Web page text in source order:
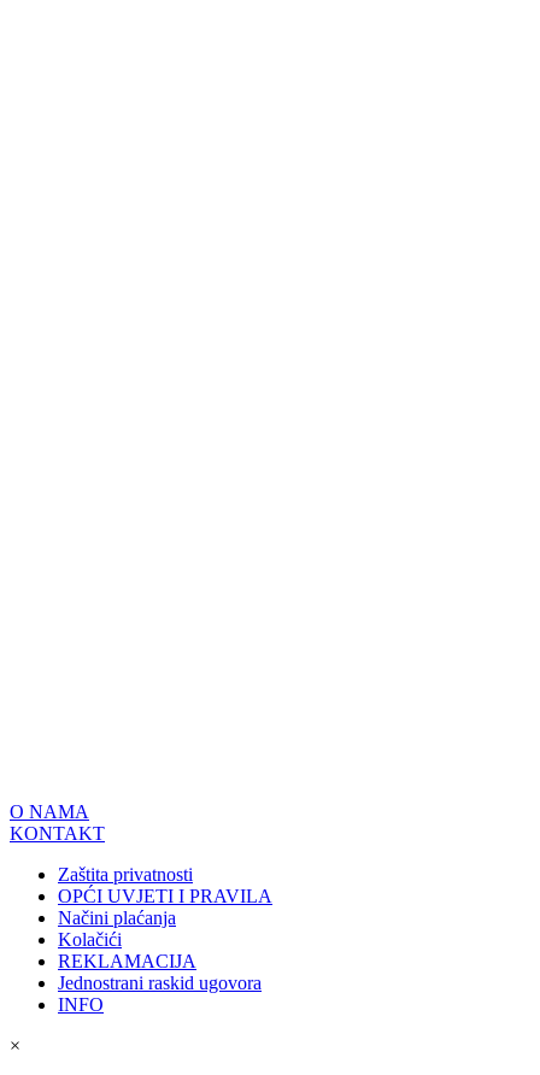
O NAMA
KONTAKT
Zaštita privatnosti
OPĆI UVJETI I PRAVILA
Načini plaćanja
Kolačići
REKLAMACIJA
Jednostrani raskid ugovora
INFO
×